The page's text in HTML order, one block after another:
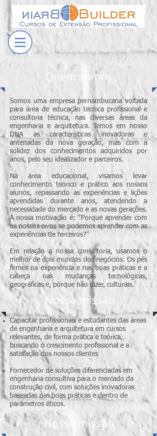
Quem somos
Somos uma empresa pernambucana voltada
para área de educação técnica profissional e
consultoria técnica, nas diversas áreas da
engenharia e arquitetura. Temos em nosso
DNA as características inovadoras e
antenadas da nova geração, mas com a
solidez dos conhecimentos adquiridos por
anos, pelo seu idealizador e parceiros.
Na área educacional, visamos levar
conhecimento teórico e prático aos nossos
alunos, repassando as experiências e lições
aprendidas durante anos, atendendo a
necessidade do mercado e as novas gerações.
A nossa motivação é: "Porque aprender com
os nossos erros se podemos aprender com as
experiências de terceiros?"
Em relação a nossa consultoria, usamos o
melhor de dois mundos dos negócios: Os pés
firmes na experiência e nas boas práticas e a
cabeça nas mudanças tecnológicas,
geográficas e, porque não dizer, culturais.
Nossa missão
Capacitar profissionais e estudantes das áreas
de engenharia e arquitetura em cursos
relevantes, de forma prática e teórica,
buscando o crescimento profissional e a
satisfação dos nossos clientes
Fornecedor de soluções diferenciadas em
engenharia consultiva para o mercado da
construção civil, com soluções inovadoras
baseadas nas boas práticas e dentro de
parâmetros éticos.
Nossa missão